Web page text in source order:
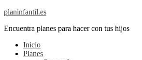
planinfantil.es
Encuentra planes para hacer con tus hijos
Inicio
Planes